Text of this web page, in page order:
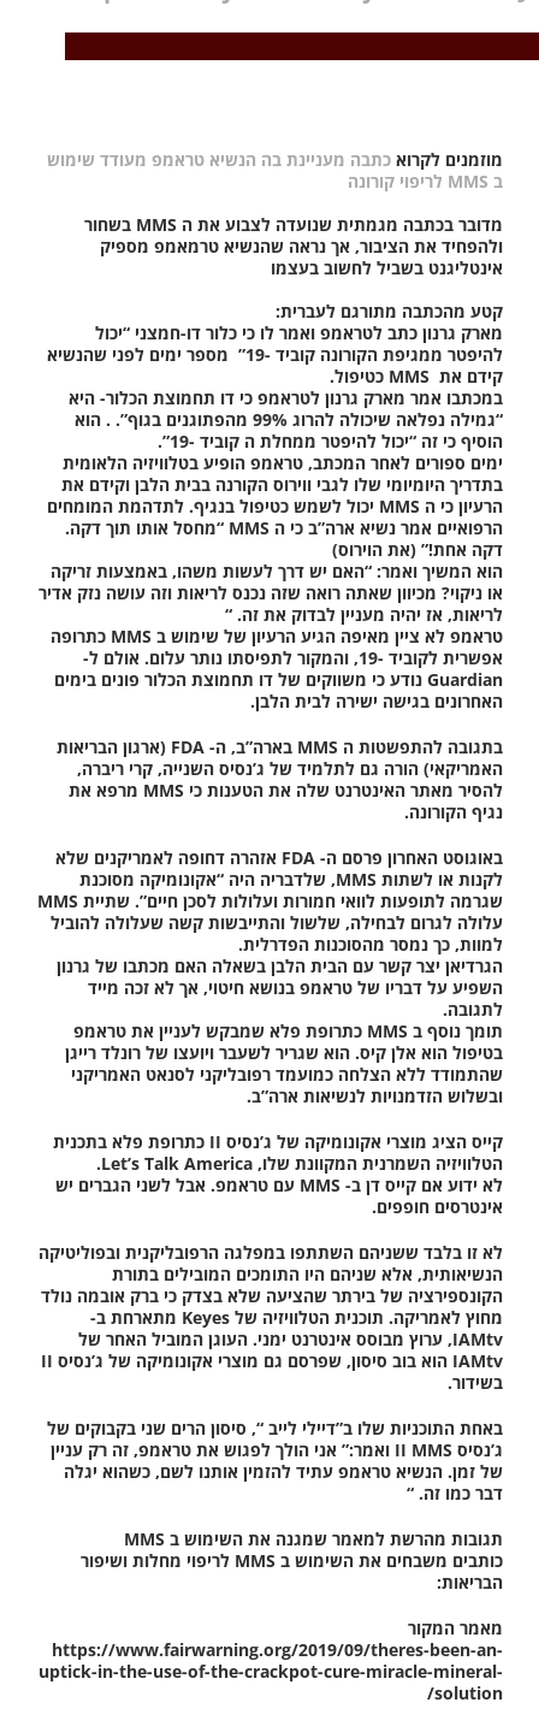
מוזמנים לקרוא כתבה מעניינת בה הנשיא טראמפ מעודד שימוש
ב MMS לריפוי קורונה
מדובר בכתבה מגמתית שנועדה לצבוע את ה MMS בשחור
ולהפחיד את הציבור, אך נראה שהנשיא טרמאמפ מספיק
אינטליגנט בשביל לחשוב בעצמו
קטע מהכתבה מתורגם לעברית:
מארק גרנון כתב לטראמפ ואמר לו כי כלור דו-חמצני “יכול
להיפטר ממגיפת הקורונה קוביד -19” מספר ימים לפני שהנשיא
קידם את MMS כטיפול.
במכתבו אמר מארק גרנון לטראמפ כי דו תחמוצת הכלור- היא
“גמילה נפלאה שיכולה להרוג 99% מהפתוגנים בגוף”. . הוא
הוסיף כי זה “יכול להיפטר ממחלת ה קוביד -19”.
ימים ספורים לאחר המכתב, טראמפ הופיע בטלוויזיה הלאומית
בתדריך היומיומי שלו לגבי ווירוס הקורנה בבית הלבן וקידם את
הרעיון כי ה MMS יכול לשמש כטיפול בנגיף. לתדהמת המומחים
הרפואיים אמר נשיא ארה”ב כי ה MMS “מחסל אותו תוך דקה.
דקה אחת!” (את הוירוס)
הוא המשיך ואמר: “האם יש דרך לעשות משהו, באמצעות זריקה
או ניקוי? מכיוון שאתה רואה שזה נכנס לריאות וזה עושה נזק אדיר
לריאות, אז יהיה מעניין לבדוק את זה. “
טראמפ לא ציין מאיפה הגיע הרעיון של שימוש ב MMS כתרופה
אפשרית לקוביד -19, והמקור לתפיסתו נותר עלום. אולם ל-
Guardian נודע כי משווקים של דו תחמוצת הכלור פונים בימים
האחרונים בגישה ישירה לבית הלבן.
בתגובה להתפשטות ה MMS בארה”ב, ה- FDA (ארגון הבריאות
האמריקאי) הורה גם לתלמיד של ג’נסיס השנייה, קרי ריברה,
להסיר מאתר האינטרנט שלה את הטענות כי MMS מרפא את
נגיף הקורונה.
באוגוסט האחרון פרסם ה- FDA אזהרה דחופה לאמריקנים שלא
לקנות או לשתות MMS, שלדבריה היה “אקונומיקה מסוכנת
שגרמה לתופעות לוואי חמורות ועלולות לסכן חיים”. שתיית MMS
עלולה לגרום לבחילה, שלשול והתייבשות קשה שעלולה להוביל
למוות, כך נמסר מהסוכנות הפדרלית.
הגרדיאן יצר קשר עם הבית הלבן בשאלה האם מכתבו של גרנון
השפיע על דבריו של טראמפ בנושא חיטוי, אך לא זכה מייד
לתגובה.
תומך נוסף ב MMS כתרופת פלא שמבקש לעניין את טראמפ
בטיפול הוא אלן קיס. הוא שגריר לשעבר ויועצו של רונלד רייגן
שהתמודד ללא הצלחה כמועמד רפובליקני לסנאט האמריקני
ובשלוש הזדמנויות לנשיאות ארה”ב.
קייס הציג מוצרי אקונומיקה של ג’נסיס II כתרופת פלא בתכנית
הטלוויזיה השמרנית המקוונת שלו, Let’s Talk America.
לא ידוע אם קייס דן ב- MMS עם טראמפ. אבל לשני הגברים יש
אינטרסים חופפים.
לא זו בלבד ששניהם השתתפו במפלגה הרפובליקנית ובפוליטיקה
הנשיאותית, אלא שניהם היו התומכים המובילים בתורת
הקונספירציה של בירתר שהציעה שלא בצדק כי ברק אובמה נולד
מחוץ לאמריקה. תוכנית הטלוויזיה של Keyes מתארחת ב-
IAMtv, ערוץ מבוסס אינטרנט ימני. העוגן המוביל האחר של
IAMtv הוא בוב סיסון, שפרסם גם מוצרי אקונומיקה של ג’נסיס II
בשידור.
באחת התוכניות שלו ב”דיילי לייב “, סיסון הרים שני בקבוקים של
ג’נסיס II MMS ואמר:” אני הולך לפגוש את טראמפ, זה רק עניין
של זמן. הנשיא טראמפ עתיד להזמין אותנו לשם, כשהוא יגלה
דבר כמו זה. “
תגובות מהרשת למאמר שמגנה את השימוש ב MMS
כותבים משבחים את השימוש ב MMS לריפוי מחלות ושיפור
הבריאות:
מאמר המקור
https://www.fairwarning.org/2019/09/theres-been-an-
uptick-in-the-use-of-the-crackpot-cure-miracle-mineral-
solution/